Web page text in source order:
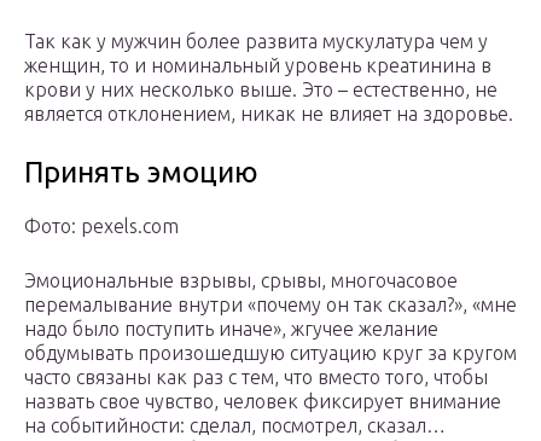
Так как у мужчин более развита мускулатура чем у
женщин, то и номинальный уровень креатинина в
крови у них несколько выше. Это – естественно, не
является отклонением, никак не влияет на здоровье.
Принять эмоцию
Фото: pexels.com
Эмоциональные взрывы, срывы, многочасовое
перемалывание внутри «почему он так сказал?», «мне
надо было поступить иначе», жгучее желание
обдумывать произошедшую ситуацию круг за кругом
часто связаны как раз с тем, что вместо того, чтобы
назвать свое чувство, человек фиксирует внимание
на событийности: сделал, посмотрел, сказал…